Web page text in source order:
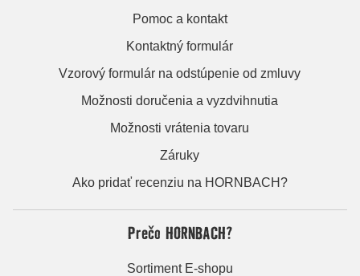
Pomoc a kontakt
Kontaktný formulár
Vzorový formulár na odstúpenie od zmluvy
Možnosti doručenia a vyzdvihnutia
Možnosti vrátenia tovaru
Záruky
Ako pridať recenziu na HORNBACH?
Prečo HORNBACH?
Sortiment E-shopu